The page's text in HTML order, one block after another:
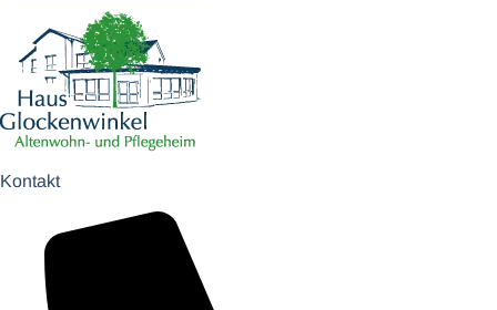
Kontakt